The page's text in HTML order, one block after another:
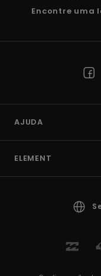
Encontre uma
AJUDA
ELEMENT